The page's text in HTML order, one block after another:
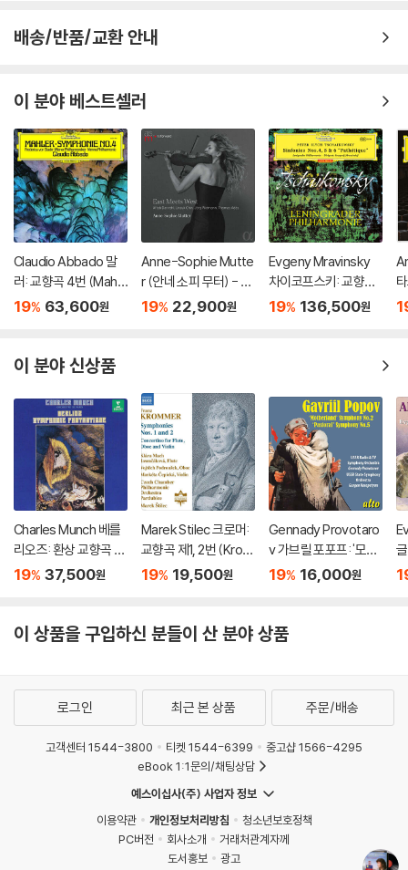
배송/반품/교환 안내
이 분야 베스트셀러
Claudio Abbado 말
러: 교향곡 4번 (Mahle
r: Symphony No. 4)
19% 63,600원
Anne-Sophie Mutte
r (안네 소피 무터) - Ea
st Meets West
19% 22,900원
Evgeny Mravinsky
차이코프스키: 교향곡
4, 5, 6번 '비창' (Tchai
19% 136,500원
이 분야 신상품
Charles Munch 베를
리오즈: 환상 교향곡 (B
erlioz: Symphonie F
19% 37,500원
Marek Stilec 크로머:
교향곡 제1, 2번 (Krom
mer: Orchestral Wor
19% 19,500원
Gennady Provotaro
v 가브릴 포포프: '모국'
교향곡 2번, '전원' 교향
Motherland & Symp
19% 16,000원
이 상품을 구입하신 분들이 산 분야 상품
로그인 최근 본 상품 주문/배송
고객센터 1544-3800 티켓 1544-6399
중고샵 1566-4295
eBook 1:1문의/채팅상담
예스이십사(주) 사업자 정보
이용약관
개인정보처리방침
청소년보호정책
PC버전
회사소개
거래처관계자께
도서홍보
광고